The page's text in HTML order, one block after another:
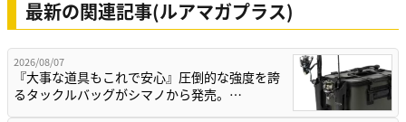
最新の関連記事(ルアマガプラス)
2026/08/07
『大事な道具もこれで安心』圧倒的な強度を誇
るタックルバッグがシマノから発売。…